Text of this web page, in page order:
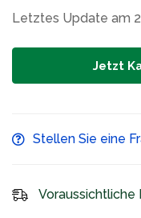
Letztes Update am
Jetzt
Stellen Sie eine
Voraussichtliche